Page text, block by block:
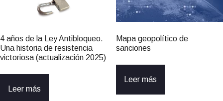
4 años de la Ley Antibloqueo.
Una historia de resistencia
victoriosa (actualización 2025)
Leer más
Mapa geopolítico de
sanciones
Leer más